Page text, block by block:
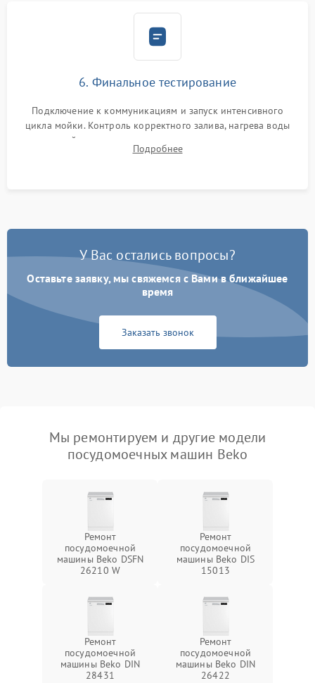
6. Финальное тестирование
Подключение к коммуникациям и запуск интенсивного
цикла мойки. Контроль корректного залива, нагрева воды
до нужной температуры, отсутствия посторонних шумов,
штатного слива и абсолютной сухости в поддоне.
Подробнее
У Вас остались вопросы?
Оставьте заявку, мы свяжемся с Вами в ближайшее
время
Заказать звонок
Мы ремонтируем и другие модели
посудомоечных машин Beko
Ремонт
посудомоечной
машины Beko DSFN
26210 W
Ремонт
посудомоечной
машины Beko DIS
15013
Ремонт
посудомоечной
машины Beko DIN
28431
Ремонт
посудомоечной
машины Beko DIN
26422